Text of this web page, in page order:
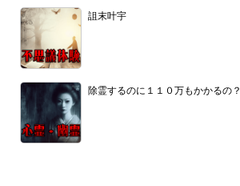
詛末叶宇
除霊するのに１１０万もかかるの？